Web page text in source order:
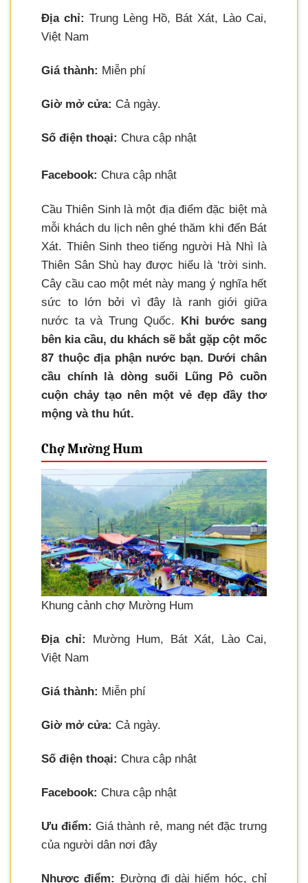
Địa chỉ: Trung Lèng Hồ, Bát Xát, Lào Cai,
Việt Nam
Giá thành: Miễn phí
Giờ mở cửa: Cả ngày.
Số điện thoại: Chưa cập nhật
Facebook: Chưa cập nhật
Cầu Thiên Sinh là một địa điểm đặc biệt mà
mỗi khách du lịch nên ghé thăm khi đến Bát
Xát. Thiên Sinh theo tiếng người Hà Nhì là
Thiên Sân Shù hay được hiểu là ‘trời sinh.
Cây cầu cao một mét này mang ý nghĩa hết
sức to lớn bởi vì đây là ranh giới giữa
nước ta và Trung Quốc. Khi bước sang
bên kia cầu, du khách sẽ bắt gặp cột mốc
87 thuộc địa phận nước bạn. Dưới chân
cầu chính là dòng suối Lũng Pô cuồn
cuộn chảy tạo nên một vẻ đẹp đầy thơ
mộng và thu hút.
Chợ Mường Hum
Khung cảnh chợ Mường Hum
Địa chỉ:
Mường Hum, Bát Xát, Lào Cai,
Việt Nam
Giá thành: Miễn phí
Giờ mở cửa: Cả ngày.
Số điện thoại: Chưa cập nhật
Facebook: Chưa cập nhật
Ưu điểm: Giá thành rẻ, mang nét đặc trưng
của người dân nơi đây
Nhược điểm: Đường đi dài hiểm hóc, chỉ